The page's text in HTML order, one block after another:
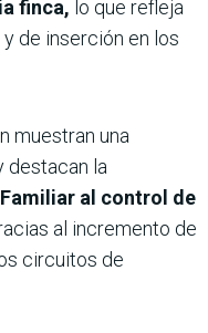
finca, lo que refleja
de inserción en los
muestran una
destacan la
al control de
al incremento de
circuitos de